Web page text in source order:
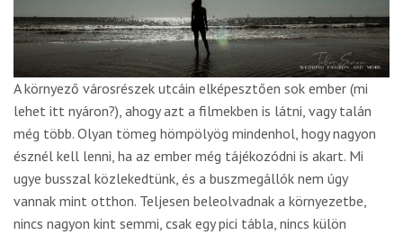
A környező városrészek utcáin elképesztően sok ember (mi
lehet itt nyáron?), ahogy azt a filmekben is látni, vagy talán
még több. Olyan tömeg hömpölyög mindenhol, hogy nagyon
észnél kell lenni, ha az ember még tájékozódni is akart. Mi
ugye busszal közlekedtünk, és a buszmegállók nem úgy
vannak mint otthon. Teljesen beleolvadnak a környezetbe,
nincs nagyon kint semmi, csak egy pici tábla, nincs külön